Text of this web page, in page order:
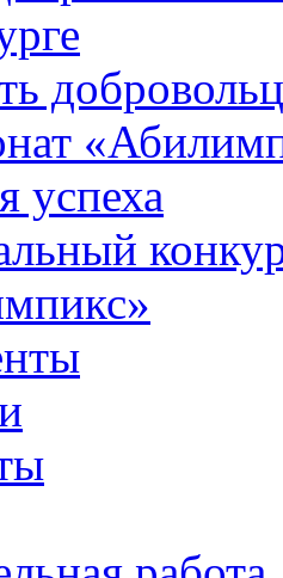
успеха